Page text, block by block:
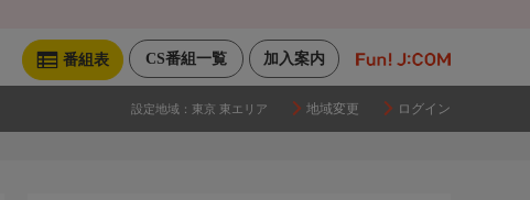
加入案内
CS番組一覧
番組表
設定地域： 東京 東エリア 地域変更 ログイン